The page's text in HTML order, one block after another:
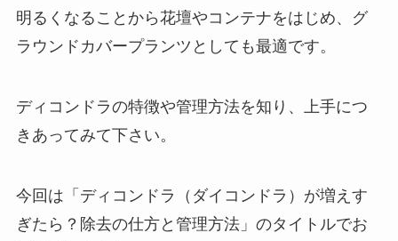
明るくなることから花壇やコンテナをはじめ、グ
ラウンドカバープランツとしても最適です。
ディコンドラの特徴や管理方法を知り、上手につ
きあってみて下さい。
今回は「ディコンドラ（ダイコンドラ）が増えす
ぎたら？除去の仕方と管理方法」のタイトルでお